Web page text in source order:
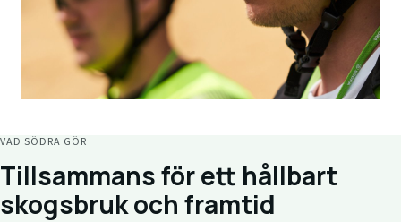
VAD SÖDRA GÖR
Tillsammans för ett hållbart
skogsbruk och framtid